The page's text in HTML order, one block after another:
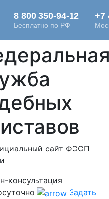
сайт ФССП
консультация
Задать